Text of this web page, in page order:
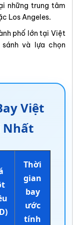
những trung tâm
Los Angeles.
phố lớn tại Việt
và lựa chọn
Việt
Nhất
Thời
gian
bay
ước
tính